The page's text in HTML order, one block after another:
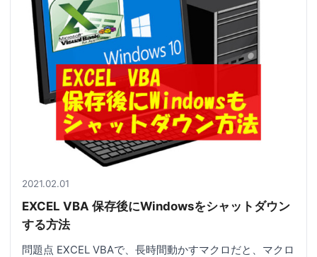
2021.02.01
EXCEL VBA 保存後にWindowsをシャットダウン
する方法
問題点 EXCEL VBAで、長時間動かすマクロだと、マクロ